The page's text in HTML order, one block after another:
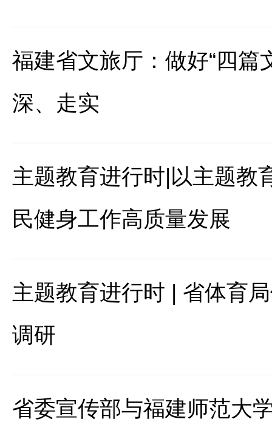
福建省文旅厅：做好“四篇
深、走实
主题教育进行时|以主题教
民健身工作高质量发展
主题教育进行时 | 省体育
调研
省委宣传部与福建师范大